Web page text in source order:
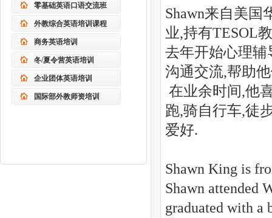
Shawn来自美
业,持有TESOL
去年开始心理辅
沟通交流,帮助
在业余时间,他
跑,骑自行车,徒
爱好.
Shawn King is
Shawn attended
graduated with a
零基础英语口语交流班
外教综合英语培训课程
商务英语培训
冬/夏令营英语培训
企业团体英语培训
国际部外教师资培训